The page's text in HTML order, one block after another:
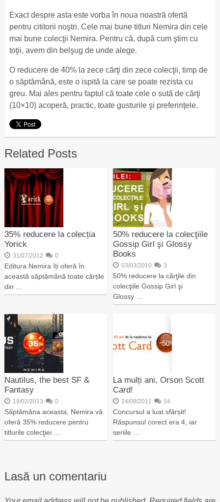
Exact despre asta este vorba în noua noastră ofertă
pentru cititorii noştri. Cele mai bune titluri Nemira din cele
mai bune colecţii Nemira. Pentru că, după cum ştim cu
toţii, avem din belşug de unde alege.
O reducere de 40% la zece cărţi din zece colecţii, timp de
o săptămână, este o ispită la care se poate rezista cu
greu. Mai ales pentru faptul că toate cele o sută de cărţi
(10×10) acoperă, practic, toate gusturile şi preferinţele.
Related Posts
35% reducere la colecția
Yorick
31/07/2012 0
Editura Nemira îți oferă în
această săptămână toate cărțile
din …
50% reducere la colecţiile
Gossip Girl şi Glossy
Books
03/03/2010 3
50% reducere la cărţile din
colecţiile Gossip Girl şi
Glossy …
Nautilus, the best SF &
Fantasy
19/02/2013 0
Săptămâna aceasta, Nemira vă
oferă 35% reducere pentru
titlurile colecţiei …
La mulți ani, Orson Scott
Card!
24/08/2011 54
Concursul a luat sfârșit!
Răspunsul corect era 4, iar
seriile …
Lasă un comentariu